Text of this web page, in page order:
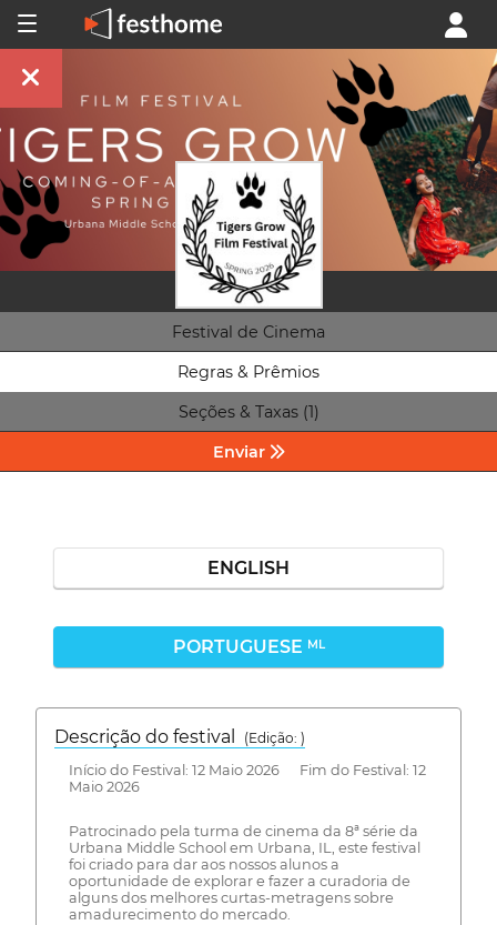
Festival de Cinema
Regras & Prêmios
Seções & Taxas (1)
Enviar
ENGLISH
PORTUGUESE ML
Descrição do festival
(Edição: )
Início do Festival: 12 Maio 2026 Fim do Festival: 12
Maio 2026
Patrocinado pela turma de cinema da 8ª série da
Urbana Middle School em Urbana, IL, este festival
foi criado para dar aos nossos alunos a
oportunidade de explorar e fazer a curadoria de
alguns dos melhores curtas-metragens sobre
amadurecimento do mercado.